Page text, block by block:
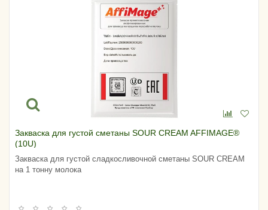
Закваска для густой сметаны SOUR CREAM AFFIMAGE®
(10U)
Закваска для густой сладкосливочной сметаны SOUR CREAM
на 1 тонну молока